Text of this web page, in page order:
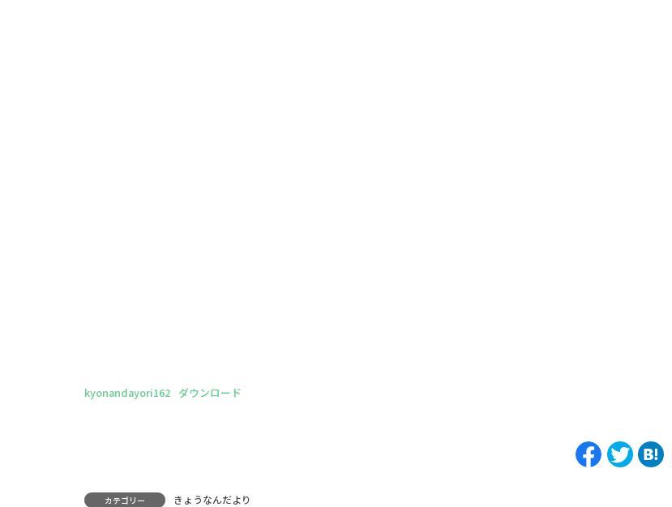
kyonandayori162 ダウンロード
カテゴリー きょうなんだより